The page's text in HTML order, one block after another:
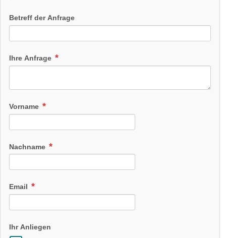
Betreff der Anfrage
Ihre Anfrage
Vorname
Nachname
Email
Ihr Anliegen